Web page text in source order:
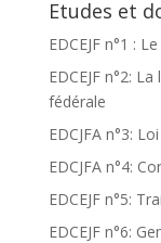
Etudes et
EDCEJF n°1 :
EDCEJF n°2:
fédérale
EDCJFA n°3:
EDCJFA n°4:
EDCEJF n°5:
EDCEJF n°6: